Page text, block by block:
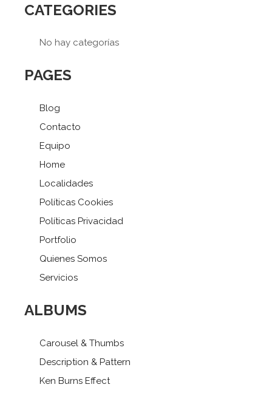
CATEGORIES
No hay categorías
PAGES
Blog
Contacto
Equipo
Home
Localidades
Políticas Cookies
Políticas Privacidad
Portfolio
Quienes Somos
Servicios
ALBUMS
Carousel & Thumbs
Description & Pattern
Ken Burns Effect